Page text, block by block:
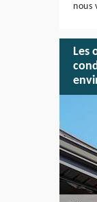
nous
Les